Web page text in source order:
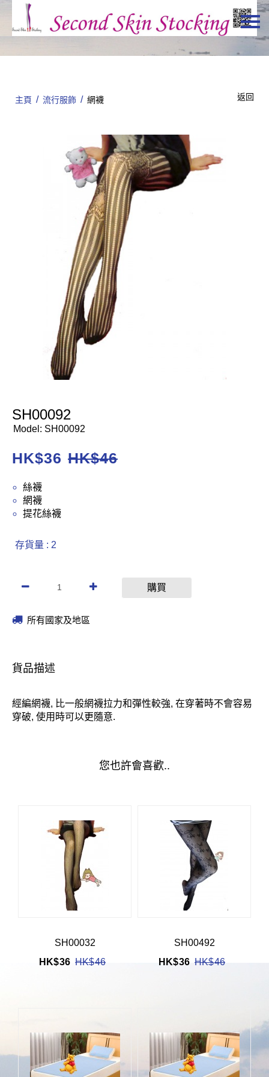
主頁 / 流行服飾 / 網襪 返回
SH00092
Model: SH00092
HK$36 HK$46
絲襪
網襪
提花絲襪
存貨量 : 2
購買
所有國家及地區
貨品描述
經編網襪, 比一般網襪拉力和彈性較強, 在穿著時不會容易
穿破, 使用時可以更隨意.
您也許會喜歡..
SH00032
HK$36 HK$46
SH00492
HK$36 HK$46